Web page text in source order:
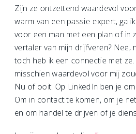
Zijn ze ontzettend waardevol
warm van een passie-expert, ga
voor een man met een plan of in
vertaler van mijn drijfveren? Nee,
toch heb ik een connectie met
misschien waardevol voor mij
Nu of ooit. Op LinkedIn ben je
Om in contact te komen, om je
en om handel te drijven of je